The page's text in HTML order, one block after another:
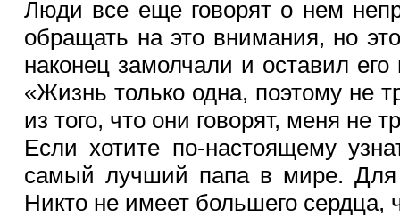
Люди все еще говорят о нем
обращать на это внимания, но
наконец замолчали и оставил его
«Жизнь только одна, поэтому не
из того, что они говорят, меня не
Если хотите по-настоящему
самый лучший папа в мире. Для
Никто не имеет большего сердца,